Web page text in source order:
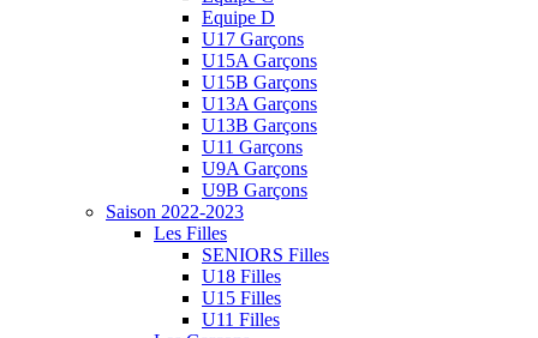
Equipe D
U17 Garçons
U15A Garçons
U15B Garçons
U13A Garçons
U13B Garçons
U11 Garçons
U9A Garçons
U9B Garçons
Saison 2022-2023
Les Filles
SENIORS Filles
U18 Filles
U15 Filles
U11 Filles